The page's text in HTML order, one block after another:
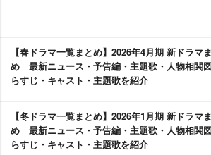
【春ドラマ一覧まとめ】2026年4月期 新ドラマ
め 最新ニュース・予告編・主題歌・人物相関
らすじ・キャスト・主題歌を紹介
【冬ドラマ一覧まとめ】2026年1月期 新ドラマ
め 最新ニュース・予告編・主題歌・人物相関
らすじ・キャスト・主題歌を紹介